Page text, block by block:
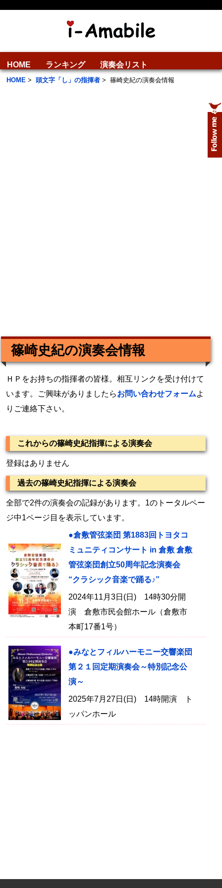
HOME ランキング 演奏会リスト
HOME > 頭文字「し」の指揮者 > 篠崎史紀の演奏会情報
篠崎史紀の演奏会情報
ＨＰをお持ちの指揮者の皆様。相互リンクを受け付けて
います。ご興味がありましたらお問い合わせフォームよ
りご連絡下さい。
これからの篠崎史紀指揮による演奏会
登録はありません
過去の篠崎史紀指揮による演奏会
全部で2件の演奏会の記録があります。1のトータルペー
ジ中1ページ目を表示しています。
●倉敷管弦楽団 第1883回トヨタコ
ミュニティコンサート in 倉敷 倉敷
管弦楽団創立50周年記念演奏会
“クラシック音楽で踊る♪”
2024年11月3日(日) 14時30分開
演 倉敷市民会館ホール（倉敷市
本町17番1号）
●みなとフィルハーモニー交響楽団
第２１回定期演奏会～特別記念公
演～
2025年7月27日(日) 14時開演 ト
ッパンホール